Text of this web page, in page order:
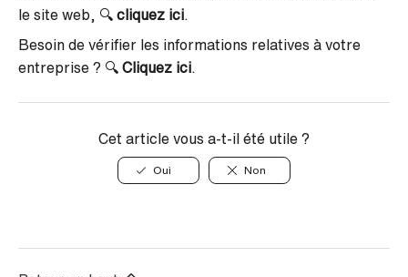
le site web, 🔍 cliquez ici
Besoin de vérifier les informations relatives à votre
entreprise ? 🔍 Cliquez ici
Cet article vous a-t-il été utile ?
Oui Non